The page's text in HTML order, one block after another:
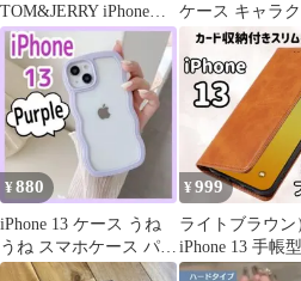
TOM&JERRY iPhone
13pro ス マホケース
ケース キャラク
ザイン 韓国
¥880
iPhone 13 ケース うね
うね スマホケース パー
プル 韓国 h 新品
¥999
ライトブラウン
iPhone 13 手帳型
ス カバー スマ